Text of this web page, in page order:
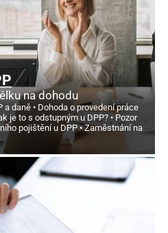
na dohodu
a daně
Dohoda o provedení práce
je to s odstupným u DPP?
Pozor
pojištění u DPP
Zaměstnání na